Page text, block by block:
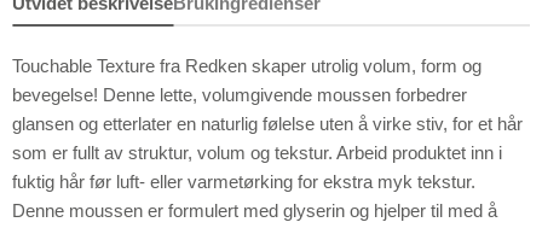
Touchable Texture fra Redken skaper utrolig volum, form og
bevegelse! Denne lette, volumgivende moussen forbedrer
glansen og etterlater en naturlig følelse uten å virke stiv, for et hår
som er fullt av struktur, volum og tekstur. Arbeid produktet inn i
fuktig hår før luft- eller varmetørking for ekstra myk tekstur.
Denne moussen er formulert med glyserin og hjelper til med å